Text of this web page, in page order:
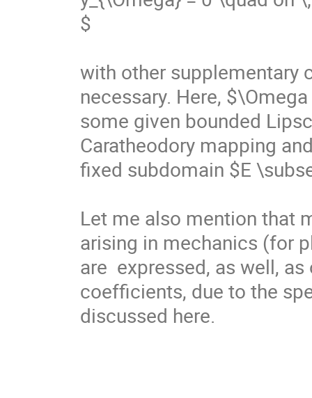
$
with other supplementary
necessary. Here,
some given bounded
Caratheodory mapping
fixed subdomain $E
Let me also mention that
arising in mechanics (for
are  expressed, as well,
coefficients, due to the
discussed here.